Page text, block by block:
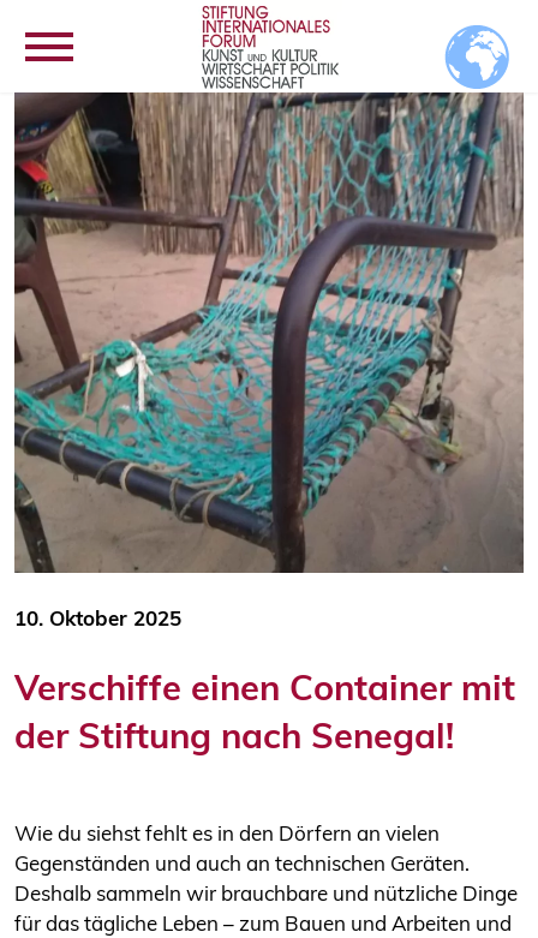
10. Oktober 2025
Verschiffe einen Container mit
der Stiftung nach Senegal!
Wie du siehst fehlt es in den Dörfern an vielen
Gegenständen und auch an technischen Geräten.
Deshalb sammeln wir brauchbare und nützliche Dinge
für das tägliche Leben – zum Bauen und Arbeiten und